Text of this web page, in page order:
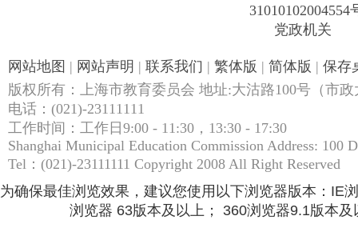
31010102004554
党政机关
网站地图 | 网站声明 | 联系我们 | 繁体版 | 简体版 | 保存
版权所有：上海市教育委员会 地址:大沽路100号（市
电话：(021)-23111111
工作时间：工作日9:00 - 11:30，13:30 - 17:30
Shanghai Municipal Education Commission Address: 100
Tel：(021)-23111111 Copyright 2008 All Right Reserved
为确保最佳浏览效果，建议您使用以下浏览器版本：IE
浏览器 63版本及以上； 360浏览器9.1版本